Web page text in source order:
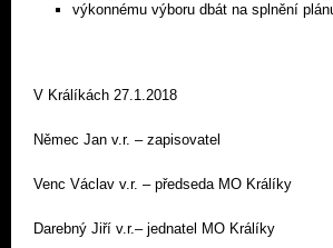
výkonnému výboru dbát na splnění
V Králíkách 27.1.2018
Němec Jan v.r. – zapisovatel
Venc Václav v.r. – předseda MO
Darebný Jiří v.r.– jednatel MO Králíky